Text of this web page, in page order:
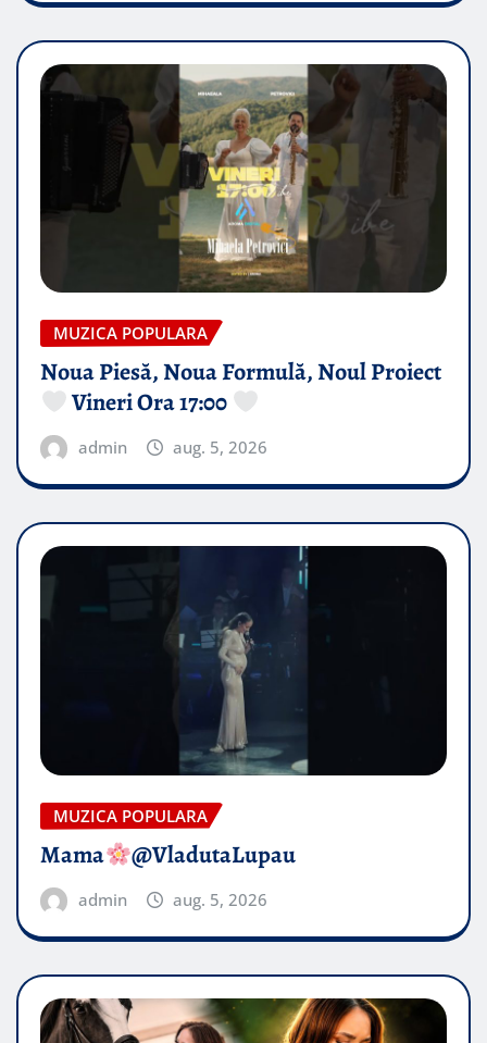
MUZICA POPULARA
Noua Piesă, Noua Formulă, Noul Proiect
Vineri Ora 17:00
admin aug. 5, 2026
MUZICA POPULARA
Mama @VladutaLupau
admin aug. 5, 2026